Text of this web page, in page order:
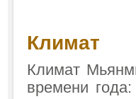
Климат
Климат
времени